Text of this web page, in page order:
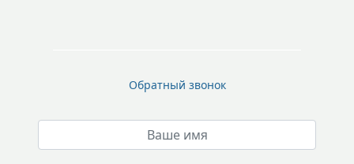
Обратный звонок